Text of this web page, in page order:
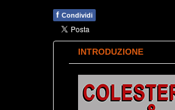
f Condividi
INTRODUZIONE